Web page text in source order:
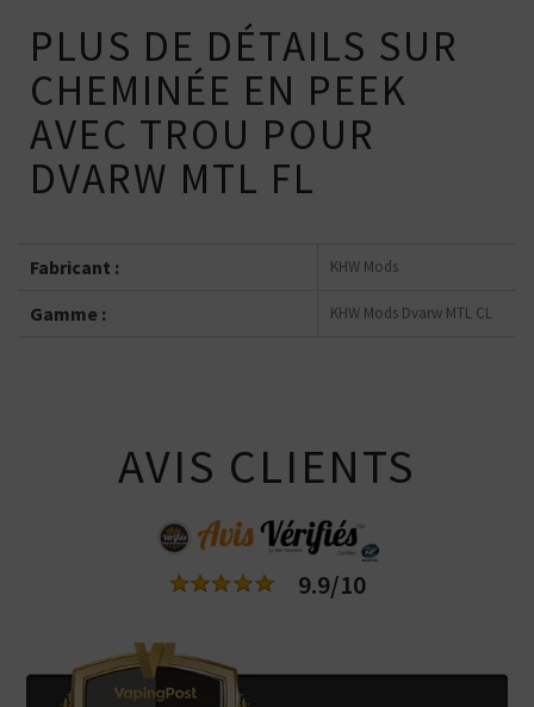
PLUS DE DÉTAILS SUR
CHEMINÉE EN PEEK
AVEC TROU POUR
DVARW MTL FL
Fabricant : KHW Mods
Gamme : KHW Mods Dvarw MTL CL
AVIS CLIENTS
9.9/10